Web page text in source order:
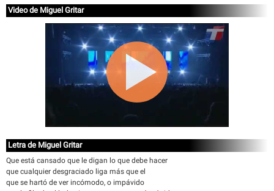
Video de Miguel Gritar
Letra de Miguel Gritar
Que está cansado que le digan lo que debe hacer
que cualquier desgraciado liga más que el
que se hartó de ver incómodo, o impávido